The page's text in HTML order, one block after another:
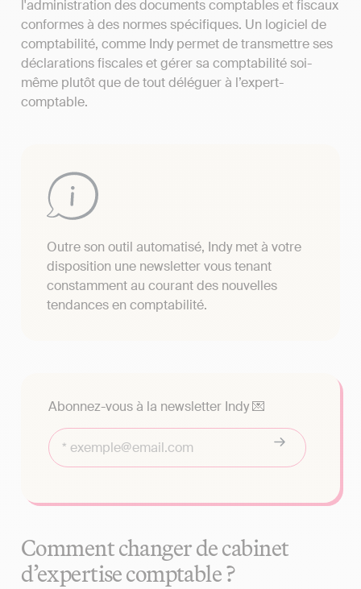
l'administration des documents comptables et fiscaux
conformes à des normes spécifiques. Un logiciel de
comptabilité, comme Indy permet de transmettre ses
déclarations fiscales et gérer sa comptabilité soi-
même plutôt que de tout déléguer à l’expert-
comptable.
Outre son outil automatisé, Indy met à votre
disposition une newsletter vous tenant
constamment au courant des nouvelles
tendances en comptabilité.
Abonnez-vous à la newsletter Indy 💌
Comment changer de cabinet
d’expertise comptable ?